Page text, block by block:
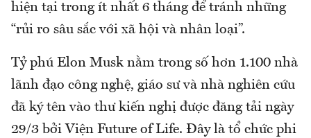
hiện tại trong ít nhất 6 tháng để tránh những
“rủi ro sâu sắc với xã hội và nhân loại”.
Tỷ phú Elon Musk nằm trong số hơn 1.100 nhà
lãnh đạo công nghệ, giáo sư và nhà nghiên cứu
đã ký tên vào thư kiến nghị được đăng tải ngày
29/3 bởi Viện Future of Life. Đây là tổ chức phi